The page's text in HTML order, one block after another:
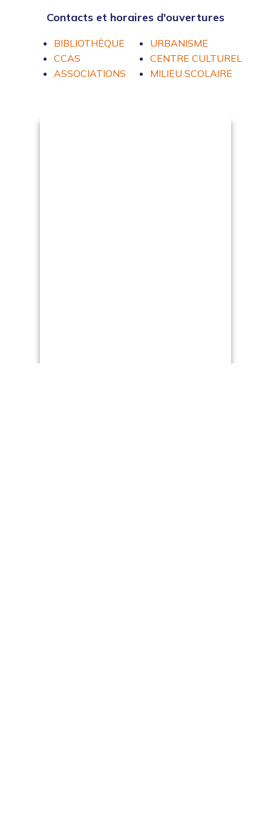
Contacts et horaires d'ouvertures
BIBLIOTHÈQUE
CCAS
ASSOCIATIONS
URBANISME
CENTRE CULTUREL
MILIEU SCOLAIRE